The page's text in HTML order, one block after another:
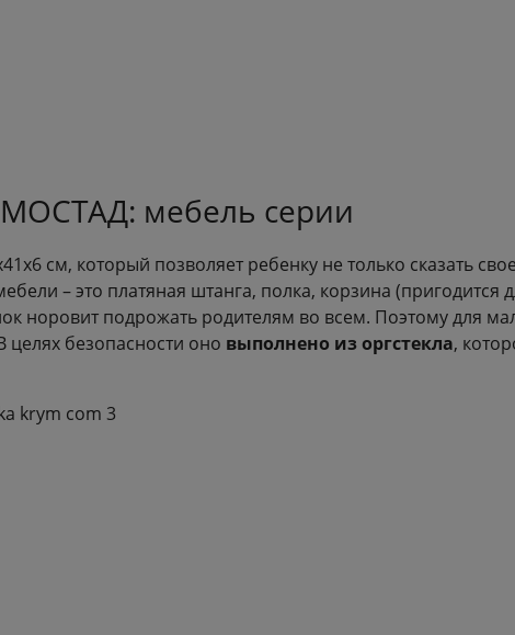
мебель серии
см, который позволяет ребенку не только сказать
– это платяная штанга, полка, корзина (пригодится
норовит подрожать родителям во всем. Поэтому для
целях безопасности оно выполнено из оргстекла,